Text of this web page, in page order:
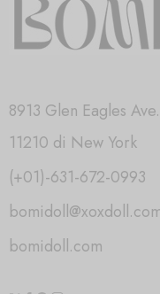
8913 Glen Eagles
11210 di New York
(+01)-631-672-0993
bomidoll.com